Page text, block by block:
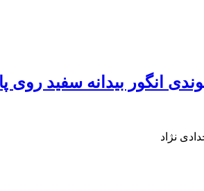
انگور بیدانه سفید
نژاد